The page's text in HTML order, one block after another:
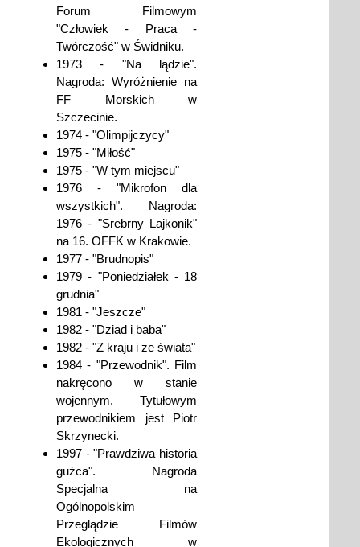
Forum Filmowym
"Człowiek - Praca -
Twórczość" w Świdniku.
1973 - "Na lądzie".
Nagroda: Wyróżnienie na
FF Morskich w
Szczecinie.
1974 - "Olimpijczycy"
1975 - "Miłość"
1975 - "W tym miejscu"
1976 - "Mikrofon dla
wszystkich". Nagroda:
1976 - "Srebrny Lajkonik"
na 16. OFFK w Krakowie.
1977 - "Brudnopis"
1979 - "Poniedziałek - 18
grudnia"
1981 - "Jeszcze"
1982 - "Dziad i baba"
1982 - "Z kraju i ze świata"
1984 - "Przewodnik". Film
nakręcono w stanie
wojennym. Tytułowym
przewodnikiem jest Piotr
Skrzynecki.
1997 - "Prawdziwa historia
guźca". Nagroda
Specjalna na
Ogólnopolskim
Przeglądzie Filmów
Ekologicznych w